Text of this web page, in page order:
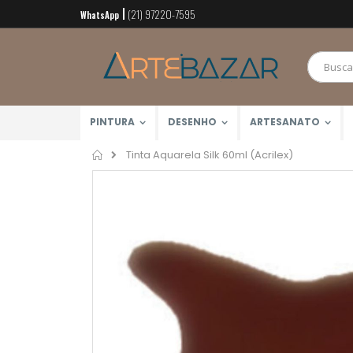
Pular
para
conteúdo
WhatsApp (21) 97220-7595
PINTURA DESENHO ARTESANATO
Home
Tinta Aquarela Silk 60ml (Acrilex)
Pular
imagens